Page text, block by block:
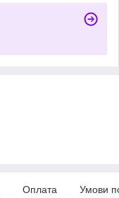
Оплата Умови